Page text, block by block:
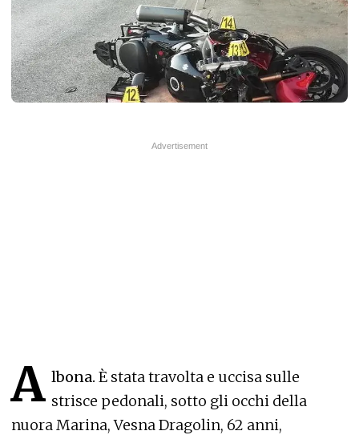
A lbona. È stata travolta e uccisa sulle
strisce pedonali, sotto gli occhi della
nuora Marina, Vesna Dragolin, 62 anni,